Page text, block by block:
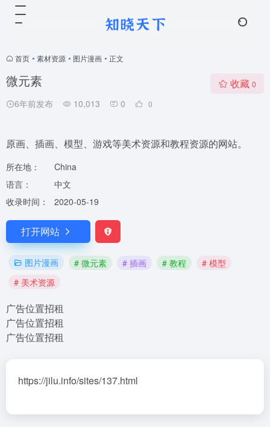
首页 • 素材资源 • 图片漫画 • 正文
微元素
6年前发布 10,013 0 0
收藏 0
原画、插画、模型、游戏等美术资源和教程资源的网站。
所在地：
China
语言：
中文
收录时间：
2020-05-19
打开网站
图片漫画 # 微元素 # 插画 # 教程
# 模型
# 美术资源
广告位置招租
广告位置招租
广告位置招租
https://jilu.info/sites/137.html